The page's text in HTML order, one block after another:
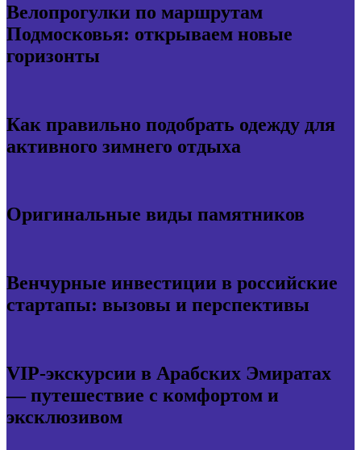
Велопрогулки по маршрутам
Подмосковья: открываем новые
горизонты
Как правильно подобрать одежду для
активного зимнего отдыха
Оригинальные виды памятников
Венчурные инвестиции в российские
стартапы: вызовы и перспективы
VIP-экскурсии в Арабских Эмиратах
— путешествие с комфортом и
эксклюзивом